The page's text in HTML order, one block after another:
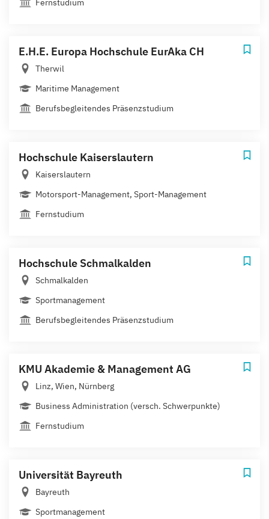
Fernstudium
E.H.E. Europa Hochschule EurAka CH
Therwil
Maritime Management
Berufsbegleitendes Präsenzstudium
Hochschule Kaiserslautern
Kaiserslautern
Motorsport-Management, Sport-Management
Fernstudium
Hochschule Schmalkalden
Schmalkalden
Sportmanagement
Berufsbegleitendes Präsenzstudium
KMU Akademie & Management AG
Linz, Wien, Nürnberg
Business Administration (versch. Schwerpunkte)
Fernstudium
Universität Bayreuth
Bayreuth
Sportmanagement